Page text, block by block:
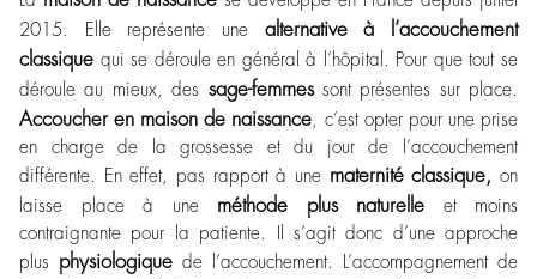
2015. Elle représente une alternative à l’accouchement
classique qui se déroule en général à l’hôpital. Pour que tout se
déroule au mieux, des sage-femmessont présentes sur place.
Accoucher en maison de naissance , c’est opter pour une prise
en charge de la grossesse et du jour de l’accouchement
différente. En effet, pas rapport à une maternité classique,on
laisse place à une méthode plus naturelle et moins
contraignante pour la patiente. Il s’agit donc d’une approche
plus physiologique de l’accouchement. L’accompagnement de